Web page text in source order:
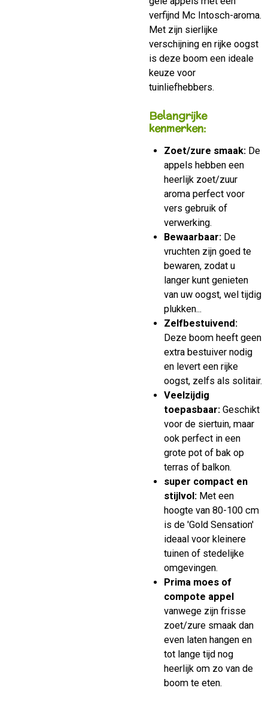
verfijnd Mc Intosch-aroma.
Met zijn sierlijke
verschijning en rijke oogst
is deze boom een ideale
keuze voor
tuinliefhebbers.
Belangrijke
kenmerken:
Zoet/zure smaak:De
appels hebben een
heerlijk zoet/zuur
aroma perfect voor
vers gebruik of
verwerking.
Bewaarbaar:De
vruchten zijn goed te
bewaren, zodat u
langer kunt genieten
van uw oogst, wel tijdig
plukken...
Zelfbestuivend:
Deze boom heeft geen
extra bestuiver nodig
en levert een rijke
oogst, zelfs als solitair.
Veelzijdig
toepasbaar:Geschikt
voor de siertuin, maar
ook perfect in een
grote pot of bak op
terras of balkon.
super compact en
stijlvol:Met een
hoogte van 80-100 cm
is de 'Gold Sensation'
ideaal voor kleinere
tuinen of stedelijke
omgevingen.
Prima moes of
compote appel
vanwege zijn frisse
zoet/zure smaak dan
even laten hangen en
tot lange tijd nog
heerlijk om zo van de
boom te eten.